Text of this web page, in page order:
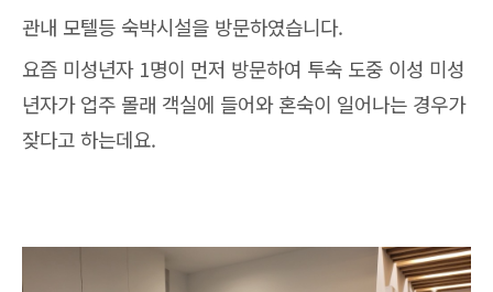
관내 모텔등 숙박시설을 방문하였습니다.
요즘 미성년자 1명이 먼저 방문하여 투숙 도중 이성 미성
년자가 업주 몰래 객실에 들어와 혼숙이 일어나는 경우가
잦다고 하는데요.